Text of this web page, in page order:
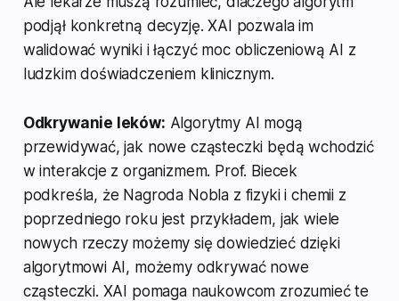
podjął konkretną decyzję. XAI pozwala im
walidować wyniki i łączyć moc obliczeniową AI z
ludzkim doświadczeniem klinicznym.
Odkrywanie leków: Algorytmy AI mogą
przewidywać, jak nowe cząsteczki będą wchodzić
w interakcje z organizmem. Prof. Biecek
podkreśla, że Nagroda Nobla z fizyki i chemii z
poprzedniego roku jest przykładem, jak wiele
nowych rzeczy możemy się dowiedzieć dzięki
algorytmowi AI, możemy odkrywać nowe
cząsteczki. XAI pomaga naukowcom zrozumieć te